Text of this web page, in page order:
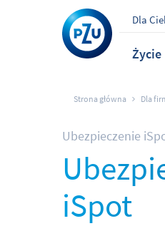
Dla
Strona główna Dla
Ubezpieczenie
iSpot